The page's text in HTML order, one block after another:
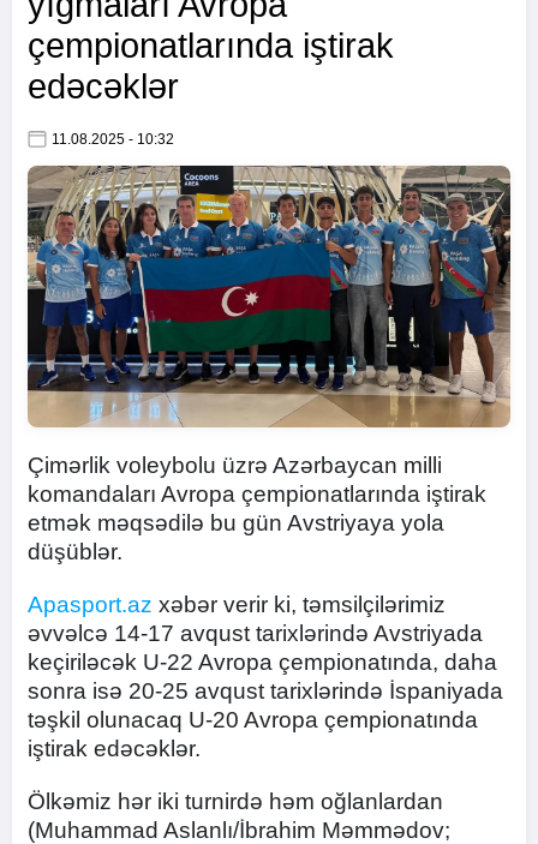
çempionatlarında iştirak
edəcəklər
11.08.2025 - 10:32
Çimərlik voleybolu üzrə Azərbaycan milli
komandaları Avropa çempionatlarında iştirak
etmək məqsədilə bu gün Avstriyaya yola
düşüblər.
Apasport.az xəbər verir ki, təmsilçilərimiz
əvvəlcə 14-17 avqust tarixlərində Avstriyada
keçiriləcək U-22 Avropa çempionatında, daha
sonra isə 20-25 avqust tarixlərində İspaniyada
təşkil olunacaq U-20 Avropa çempionatında
iştirak edəcəklər.
Ölkəmiz hər iki turnirdə həm oğlanlardan
(Muhammad Aslanlı/İbrahim Məmmədov;